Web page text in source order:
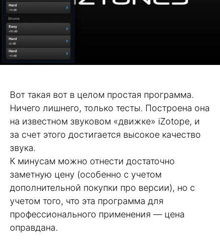
Вот такая вот в целом простая программа.
Ничего лишнего, только тесты. Построена она
на известном звуковом «движке» iZotope, и
за счет этого достигается высокое качество
звука.
К минусам можно отнести достаточно
заметную цену (особенно с учетом
дополнительной покупки про версии), но с
учетом того, что эта программа для
профессионального применения — цена
оправдана.